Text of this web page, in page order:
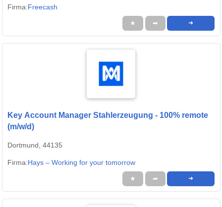
Firma:Freecash
★ ➦ ➜
Key Account Manager Stahlerzeugung - 100% remote
(m/w/d)
Dortmund, 44135
Firma:Hays – Working for your tomorrow
★ ➦ ➜